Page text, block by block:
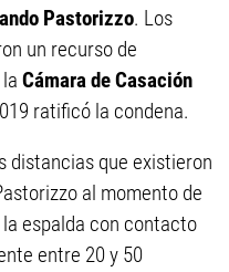
Pastorizzo. Los
un recurso de
Cámara de Casación
ratificó la condena.
distancias que existieron
al momento de
espalda con contacto
entre 20 y 50